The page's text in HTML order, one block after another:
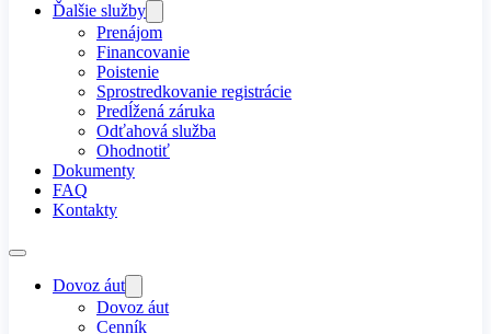
Ďalšie služby
Prenájom
Financovanie
Poistenie
Sprostredkovanie registrácie
Predĺžená záruka
Odťahová služba
Ohodnotiť
Dokumenty
FAQ
Kontakty
Dovoz áut
Dovoz áut
Cenník